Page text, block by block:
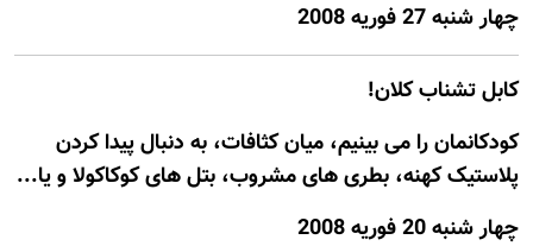
چهار شنبه 27 فوريه 2008
کابل تشناب کلان!
کودکانمان را می بينيم، ميان کثافات، به دنبال پيدا کردن
پلاستيک کهنه، بطری های مشروب، بتل های کوکاکولا و يا...
چهار شنبه 20 فوريه 2008